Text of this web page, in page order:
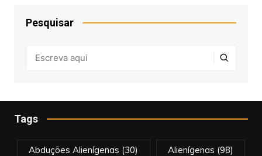
Pesquisar
Tags
Abduções Alienígenas (30) Alienígenas (98)